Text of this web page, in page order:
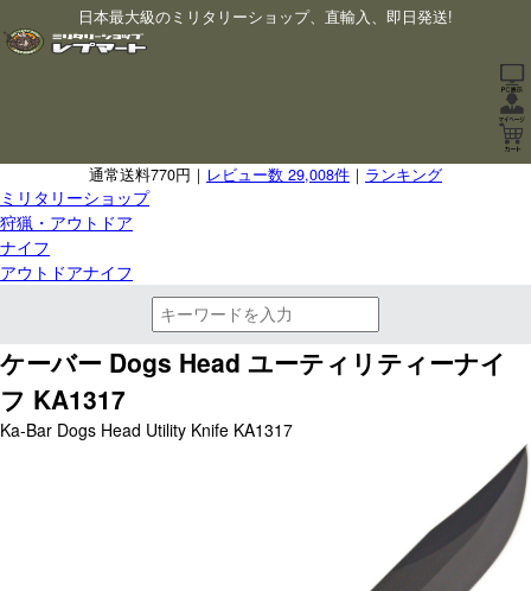
日本最大級のミリタリーショップ、直輸入、即日発送!
通常送料770円｜ レビュー数 29,008件 ｜ ランキング
ミリタリーショップ
狩猟・アウトドア
ナイフ
アウトドアナイフ
ケーバー Dogs Head ユーティリティーナイ
フ KA1317
Ka-Bar Dogs Head Utility Knife KA1317